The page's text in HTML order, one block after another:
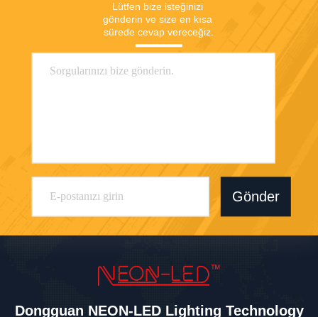
Lütfen bize isteğinizi
gönderin ve size en kısa
sürede cevap vereceğiz.
Gönder
Dongguan NEON-LED Lighting Technology